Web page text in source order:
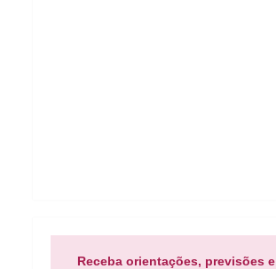
Receba orientações, previsões e